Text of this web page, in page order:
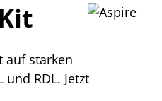
auf starken
RDL. Jetzt